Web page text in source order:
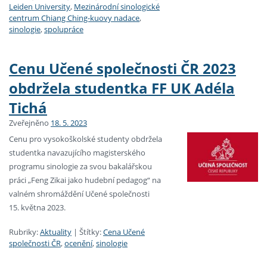
Leiden University, Mezinárodní sinologické
centrum Chiang Ching-kuovy nadace,
sinologie,spolupráce
Cenu Učené společnosti ČR 2023
obdržela studentka FF UK Adéla
Tichá
Zveřejněno 18. 5. 2023
Cenu pro vysokoškolské studenty obdržela
studentka navazujícího magisterského
programu sinologie za svou bakalářskou
práci „Feng Zikai jako hudební pedagog“ na
valném shromáždění Učené společnosti
15. května 2023.
Rubriky:Aktuality | Štítky:Cena Učené
společnosti ČR,ocenění,sinologie